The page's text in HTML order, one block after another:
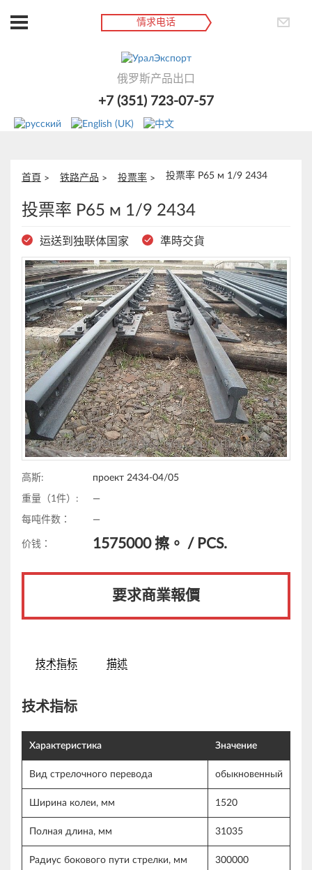
情求电话
俄罗斯产品出口
+7 (351) 723-07-57
首頁 铁路产品 投票率 投票率 Р65 м 1/9 2434
投票率 Р65 м 1/9 2434
运送到独联体国家 準時交貨
高斯: проект 2434-04/05
重量（1件）: —
每吨件数： —
价钱： 1575000擦。 / PCS.
要求商業報價
技术指标 描述
技术指标
Характеристика Значение
Вид стрелочного перевода обыкновенный
Ширина колеи, мм 1520
Полная длина, мм 31035
Радиус бокового пути стрелки, мм 300000